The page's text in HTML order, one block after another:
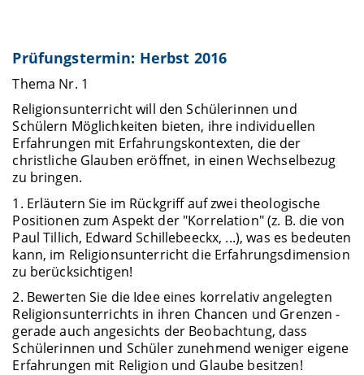
Prüfungstermin: Herbst 2016
Thema Nr. 1
Religionsunterricht will den Schülerinnen und
Schülern Möglichkeiten bieten, ihre individuellen
Erfahrungen mit Erfahrungskontexten, die der
christliche Glauben eröffnet, in einen Wechselbezug
zu bringen.
1. Erläutern Sie im Rückgriff auf zwei theologische
Positionen zum Aspekt der "Korrelation" (z. B. die von
Paul Tillich, Edward Schillebeeckx, ...), was es bedeuten
kann, im Religionsunterricht die Erfahrungsdimension
zu berücksichtigen!
2. Bewerten Sie die Idee eines korrelativ angelegten
Religionsunterrichts in ihren Chancen und Grenzen -
gerade auch angesichts der Beobachtung, dass
Schülerinnen und Schüler zunehmend weniger eigene
Erfahrungen mit Religion und Glaube besitzen!